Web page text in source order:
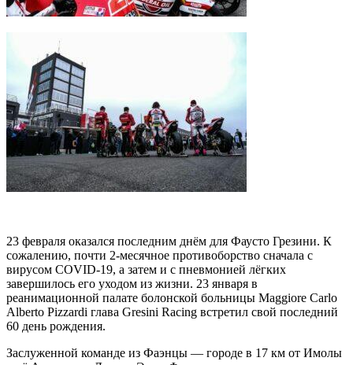
23 февраля оказался последним днём для Фаусто Грезини. К
сожалению, почти 2-месячное противоборство сначала с
вирусом COVID-19, а затем и с пневмонией лёгких
завершилось его уходом из жизни. 23 января в
реанимационной палате болонской больницы Maggiore Carlo
Alberto Pizzardi глава Gresini Racing встретил свой последний
60 день рождения.
Заслуженной команде из Фаэнцы — городе в 17 км от Имолы